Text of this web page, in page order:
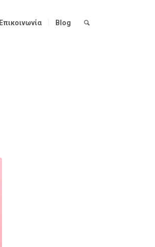
Επικοινωνία Blog